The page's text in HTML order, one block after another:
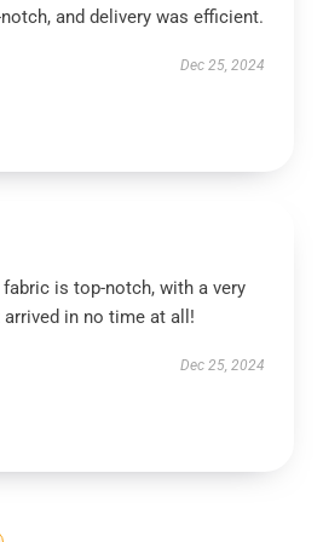
and delivery was efficient.
Dec 25, 2024
fabric is top-notch, with a very
in no time at all!
Dec 25, 2024